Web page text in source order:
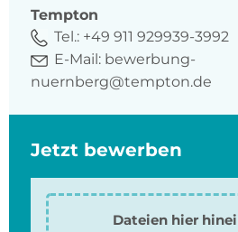
Tempton
Tel.: +49 911 929939-3992
E-Mail: bewerbung-
nuernberg@tempton.de
Jetzt bewerben
Dateien hier